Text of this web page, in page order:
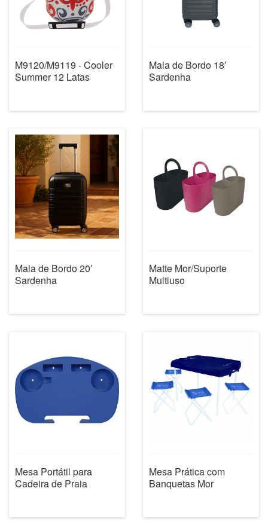
M9120/M9119 - Cooler
Summer 12 Latas
Mala de Bordo 18′
Sardenha
Mala de Bordo 20′
Sardenha
Matte Mor/Suporte
Multiuso
Mesa Portátil para
Cadeira de Praia
Mesa Prática com
Banquetas Mor